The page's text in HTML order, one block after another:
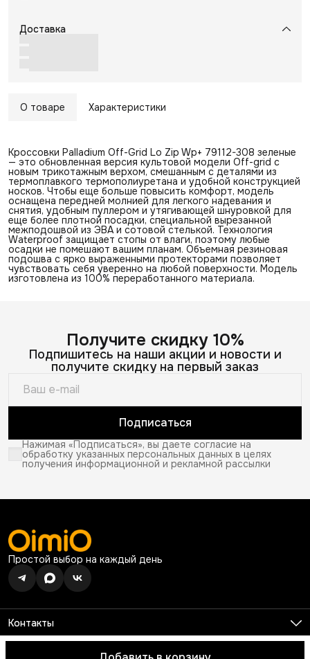
Доставка
О товаре Характеристики
Кроссовки Palladium Off-Grid Lo Zip Wp+ 79112-308 зеленые
— это обновленная версия культовой модели Off-grid с
новым трикотажным верхом, смешанным с деталями из
термоплавкого термополиуретана и удобной конструкцией
носков. Чтобы еще больше повысить комфорт, модель
оснащена передней молнией для легкого надевания и
снятия, удобным пуллером и утягивающей шнуровкой для
еще более плотной посадки, специальной вырезанной
межподошвой из ЭВА и сотовой стелькой. Технология
Waterproof защищает стопы от влаги, поэтому любые
осадки не помешают вашим планам. Объемная резиновая
подошва с ярко выраженными протекторами позволяет
чувствовать себя уверенно на любой поверхности. Модель
изготовлена из 100% переработанного материала.
Получите скидку 10%
Подпишитесь на наши акции и новости и
получите скидку на первый заказ
Подписаться
Нажимая «Подписаться», вы даете согласие на
обработку указанных персональных данных в целях
получения информационной и рекламной рассылки
Простой выбор на каждый день
Контакты
Телефон